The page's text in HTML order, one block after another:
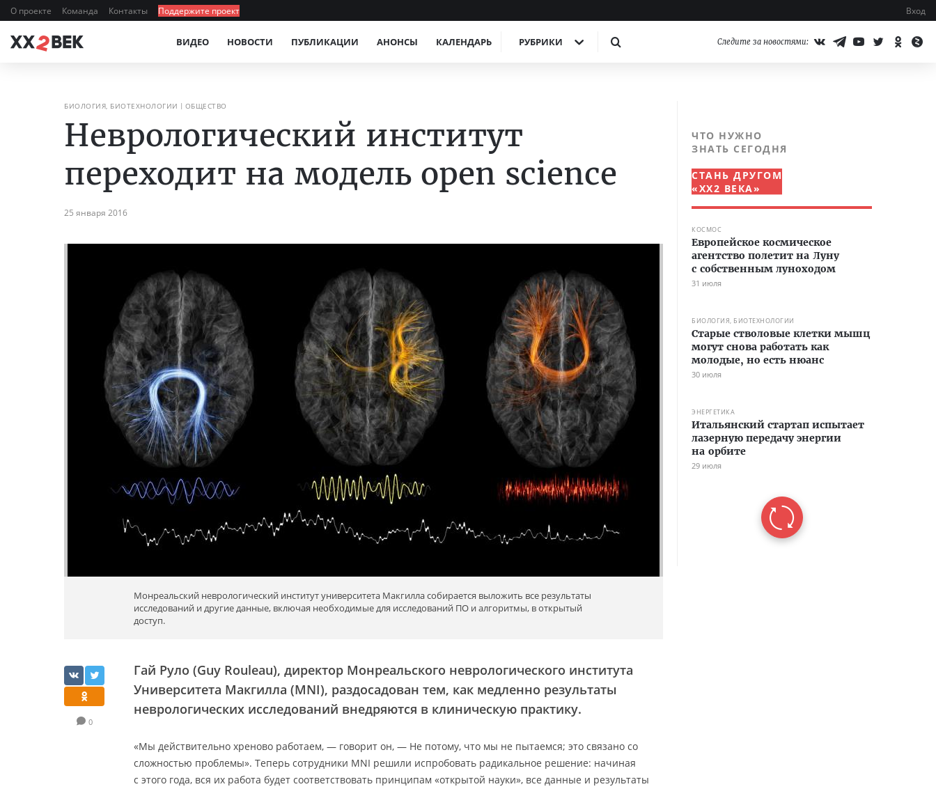
О проекте Команда Контакты Поддержите проект Вход
ВИДЕО НОВОСТИ ПУБЛИКАЦИИ АНОНСЫ КАЛЕНДАРЬ РУБРИКИ Следите за новостями:
БИОЛОГИЯ, БИОТЕХНОЛОГИИ ОБЩЕСТВО
Неврологический институт
переходит на модель open science
25 января 2016
Монреальский неврологический институт университета Макгилла собирается выложить все результаты
исследований и другие данные, включая необходимые для исследований ПО и алгоритмы, в открытый
доступ.
0
Гай Руло (Guy Rouleau), директор Монреальского неврологического института
Университета Макгилла (MNI), раздосадован тем, как медленно результаты
неврологических исследований внедряются в клиническую практику.
«Мы действительно хреново работаем, — говорит он, — Не потому, что мы не пытаемся; это связано со
сложностью проблемы». Теперь сотрудники MNI решили испробовать радикальное решение: начиная
с этого года, вся их работа будет соответствовать принципам «открытой науки», все данные и результаты
ЧТО НУЖНО
ЗНАТЬ СЕГОДНЯ
СТАНЬ ДРУГОМ
«XX2 ВЕКА»
КОСМОС
Европейское космическое
агентство полетит на Луну
с собственным луноходом
31 июля
БИОЛОГИЯ, БИОТЕХНОЛОГИИ
Старые стволовые клетки мышц
могут снова работать как
молодые, но есть нюанс
30 июля
ЭНЕРГЕТИКА
Итальянский стартап испытает
лазерную передачу энергии
на орбите
29 июля